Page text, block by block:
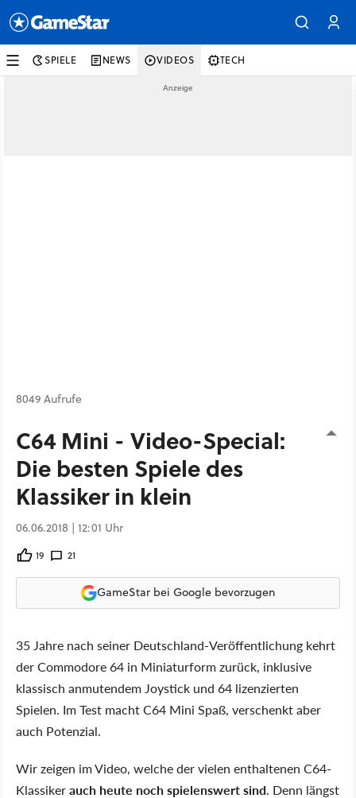
SPIELE NEWS VIDEOS TECH
8049 Aufrufe
C64 Mini - Video-Special:
Die besten Spiele des
Klassiker in klein
06.06.2018 | 12:01 Uhr
19 21
GameStar bei Google bevorzugen
35 Jahre nach seiner Deutschland-Veröffentlichung kehrt
der Commodore 64 in Miniaturform zurück, inklusive
klassisch anmutendem Joystick und 64 lizenzierten
Spielen. Im Test macht C64 Mini Spaß, verschenkt aber
auch Potenzial.
Wir zeigen im Video, welche der vielen enthaltenen C64-
Klassikerauch heute noch spielenswert sind. Denn längst